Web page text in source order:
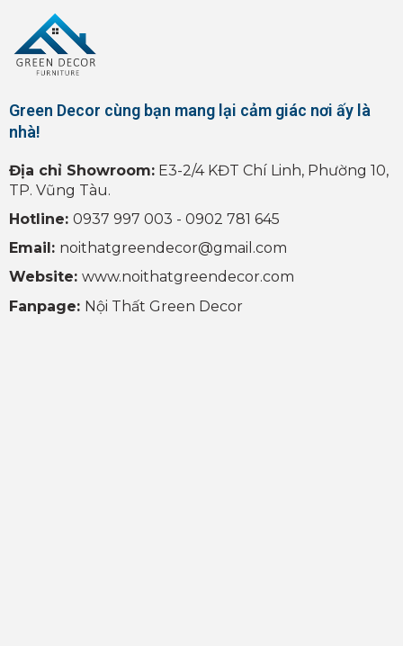
Green Decor cùng bạn mang lại cảm giác nơi ấy là
nhà!
Địa chỉ Showroom: E3-2/4 KĐT Chí Linh, Phường 10,
TP. Vũng Tàu.
Hotline: 0937 997 003 - 0902 781 645
Email: noithatgreendecor@gmail.com
Website: www.noithatgreendecor.com
Fanpage: Nội Thất Green Decor